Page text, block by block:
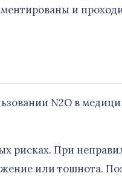
и
N2O в
рисках. При
или тошнота.